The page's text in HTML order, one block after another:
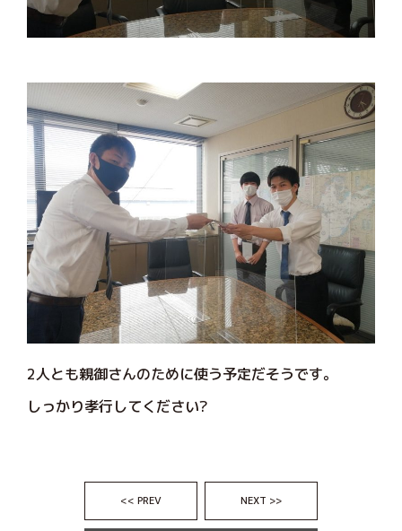
2人とも親御さんのために使う予定だそうです。
しっかり孝行してください?
<< PREV NEXT >>